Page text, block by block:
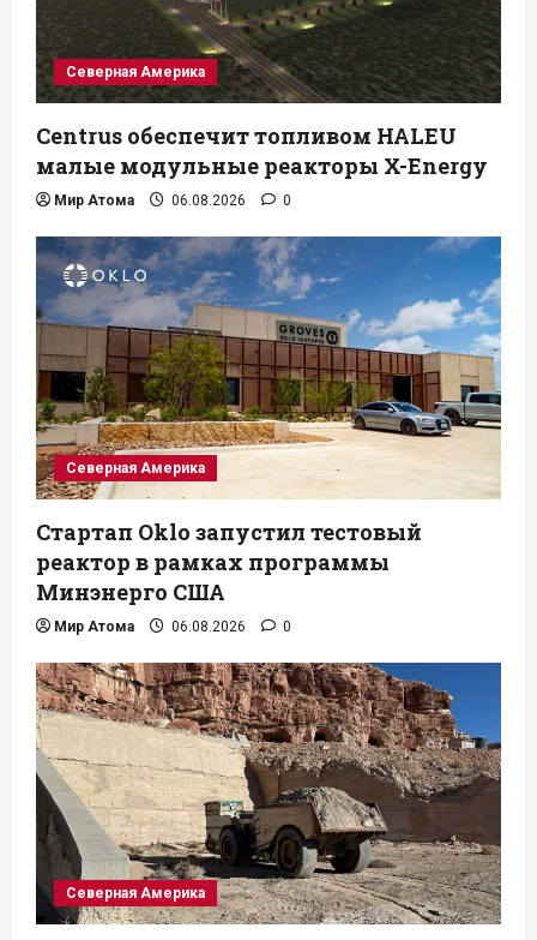
Северная Америка
Centrus обеспечит топливом HALEU
малые модульные реакторы X-Energy
Мир Атома 06.08.2026 0
Северная Америка
Стартап Oklo запустил тестовый
реактор в рамках программы
Минэнерго США
Мир Атома 06.08.2026 0
Северная Америка